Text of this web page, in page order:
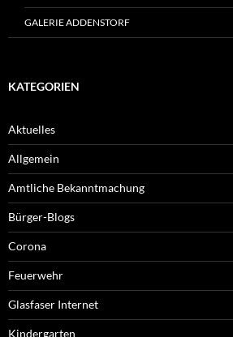
GALERIE ADDENSTORF
KATEGORIEN
Aktuelles
Allgemein
Amtliche Bekanntmachung
Bürger-Blogs
Corona
Feuerwehr
Glasfaser Internet
Kindergarten